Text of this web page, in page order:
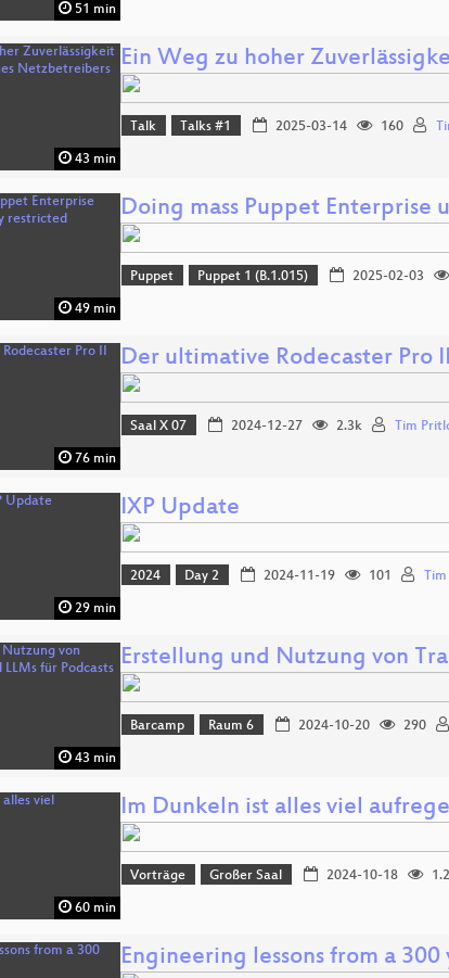
51 min
43 min
Ein Weg zu hoher
Talk Talks #1 2025-03-14 160
49 min
Doing mass Puppet
Puppet Puppet 1 (B.1.015) 2025-02-03
76 min
Der ultimative Rodecaster Pro
Saal X 07 2024-12-27 2.3k Tim
29 min
IXP Update
2024 Day 2 2024-11-19 101
43 min
Erstellung und Nutzung von
Barcamp Raum 6 2024-10-20 290
60 min
Im Dunkeln ist alles viel
Vorträge Großer Saal 2024-10-18
Engineering lessons from a